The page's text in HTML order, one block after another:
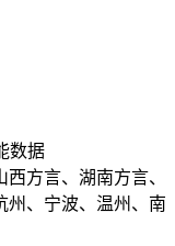
数据
方言、湖南方言、
州、宁波、温州、南